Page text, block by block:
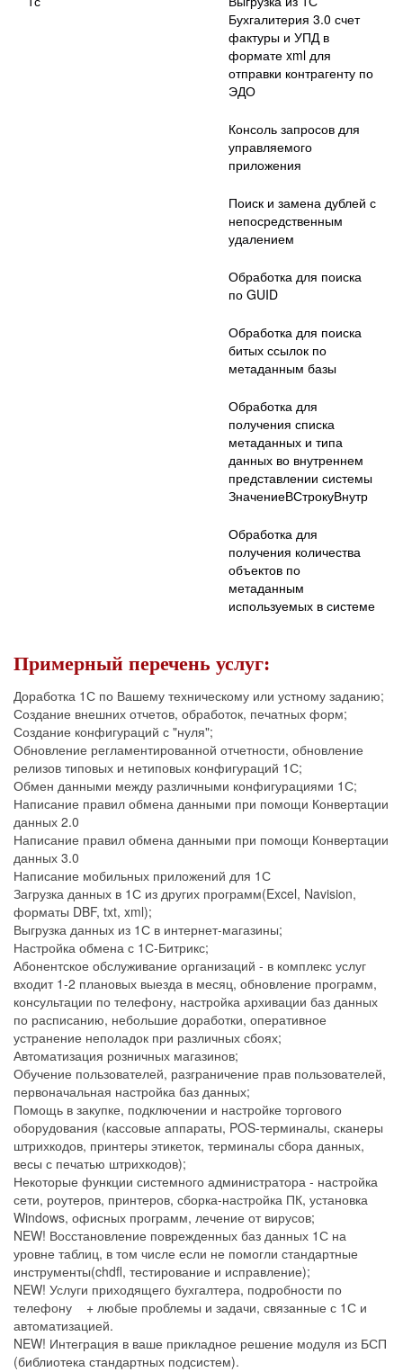
Бухгалитерия 3.0 счет
фактуры и УПД в
формате xml для
отправки контрагенту по
ЭДО
Консоль запросов для
управляемого
приложения
Поиск и замена дублей с
непосредственным
удалением
Обработка для поиска
по GUID
Обработка для поиска
битых ссылок по
метаданным базы
Обработка для
получения списка
метаданных и типа
данных во внутреннем
представлении системы
ЗначениеВСтрокуВнутр
Обработка для
получения количества
объектов по
метаданным
используемых в системе
Примерный перечень услуг:
Доработка 1С по Вашему техническому или устному заданию;
Создание внешних отчетов, обработок, печатных форм;
Создание конфигураций с "нуля";
Обновление регламентированной отчетности, обновление
релизов типовых и нетиповых конфигураций 1С;
Обмен данными между различными конфигурациями 1С;
Написание правил обмена данными при помощи Конвертации
данных 2.0
Написание правил обмена данными при помощи Конвертации
данных 3.0
Написание мобильных приложений для 1С
Загрузка данных в 1С из других программ(Excel, Navision,
форматы DBF, txt, xml);
Выгрузка данных из 1С в интернет-магазины;
Настройка обмена с 1С-Битрикс;
Абонентское обслуживание организаций - в комплекс услуг
входит 1-2 плановых выезда в месяц, обновление программ,
консультации по телефону, настройка архивации баз данных
по расписанию, небольшие доработки, оперативное
устранение неполадок при различных сбоях;
Автоматизация розничных магазинов;
Обучение пользователей, разграничение прав пользователей,
первоначальная настройка баз данных;
Помощь в закупке, подключении и настройке торгового
оборудования (кассовые аппараты, POS-терминалы, сканеры
штрихкодов, принтеры этикеток, терминалы сбора данных,
весы с печатью штрихкодов);
Некоторые функции системного администратора - настройка
сети, роутеров, принтеров, сборка-настройка ПК, установка
Windows, офисных программ, лечение от вирусов;
NEW! Восстановление поврежденных баз данных 1С на
уровне таблиц, в том числе если не помогли стандартные
инструменты(chdfl, тестирование и исправление);
NEW! Услуги приходящего бухгалтера, подробности по
телефону + любые проблемы и задачи, связанные с 1С и
автоматизацией.
NEW! Интеграция в ваше прикладное решение модуля из БСП
(библиотека стандартных подсистем).